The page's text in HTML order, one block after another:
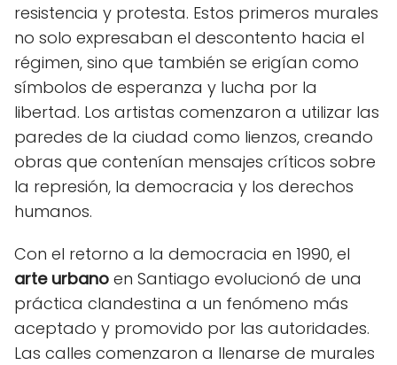
resistencia y protesta. Estos primeros murales
no solo expresaban el descontento hacia el
régimen, sino que también se erigían como
símbolos de esperanza y lucha por la
libertad. Los artistas comenzaron a utilizar las
paredes de la ciudad como lienzos, creando
obras que contenían mensajes críticos sobre
la represión, la democracia y los derechos
humanos.
Con el retorno a la democracia en 1990, el
arte urbano en Santiago evolucionó de una
práctica clandestina a un fenómeno más
aceptado y promovido por las autoridades.
Las calles comenzaron a llenarse de murales